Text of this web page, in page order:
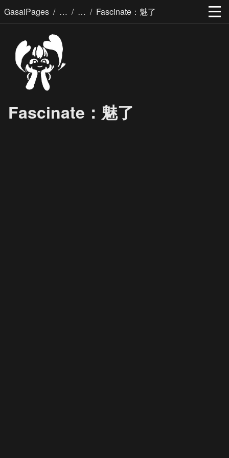
GasaiPages / / / Fascinate：魅了
Fascinate：魅了